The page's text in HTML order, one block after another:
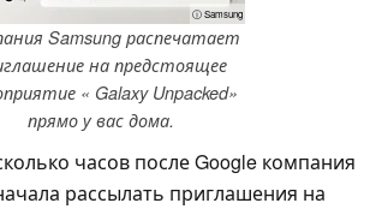
ⓘ Samsung
Samsung распечатает
на предстоящее
« Galaxy Unpacked»
прямо у вас дома.
часов после Google компания
рассылать приглашения на